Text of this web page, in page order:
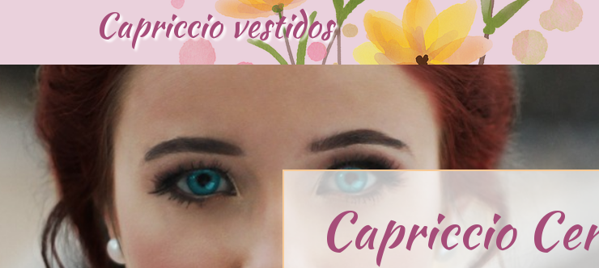
Capriccio vestidos
Capriccio